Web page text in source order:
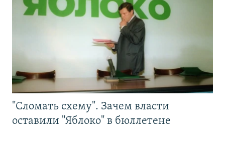
"Сломать схему". Зачем власти
оставили "Яблоко" в бюллетене